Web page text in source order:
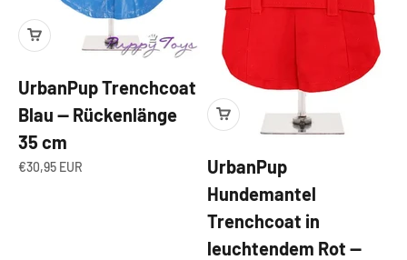
UrbanPup Trenchcoat
Blau — Rückenlänge
35 cm
Angebot
€30,95 EUR
UrbanPup
Hundemantel
Trenchcoat in
leuchtendem Rot —